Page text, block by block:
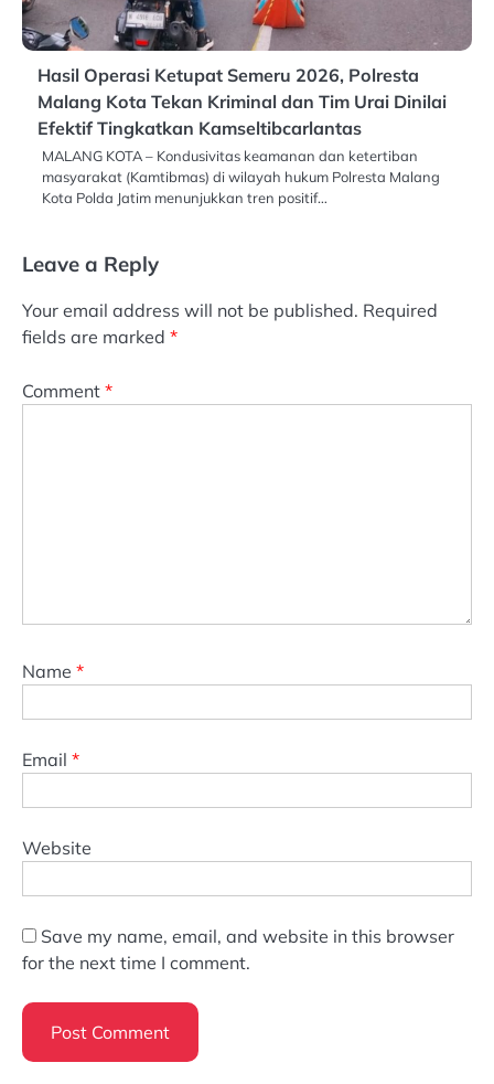
Hasil Operasi Ketupat Semeru 2026, Polresta
Malang Kota Tekan Kriminal dan Tim Urai Dinilai
Efektif Tingkatkan Kamseltibcarlantas
MALANG KOTA – Kondusivitas keamanan dan ketertiban
masyarakat (Kamtibmas) di wilayah hukum Polresta Malang
Kota Polda Jatim menunjukkan tren positif…
Leave a Reply
Your email address will not be published. Required
fields are marked *
Comment *
Name *
Email *
Website
Save my name, email, and website in this browser
for the next time I comment.